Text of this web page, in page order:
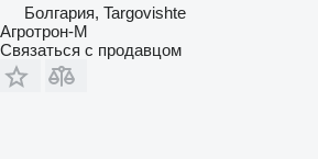
Болгария, Targovishte
Агротрон-М
Связаться с продавцом